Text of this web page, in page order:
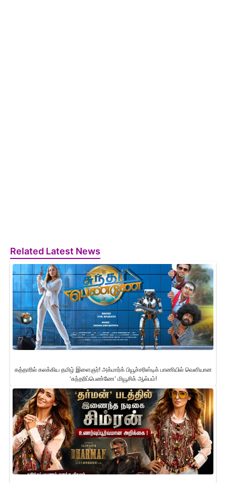
Related Latest News
கத்தாரில் கலக்கிய தமிழ் இளைஞர்! அக்மார்க் பியூச்சரிஸ்டிக் பாணியில் வெளியான
‘சுந்தரிப்பெண்ணே’ மியூசிக் ஆல்பம்!